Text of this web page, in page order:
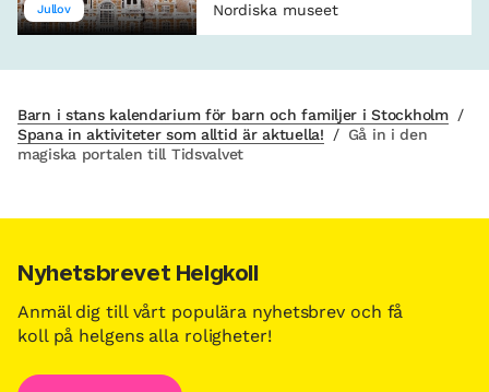
Jullov Nordiska museet
Barn i stans kalendarium för barn och familjer i Stockholm /
Spana in aktiviteter som alltid är aktuella!
/ Gå in i den
magiska portalen till Tidsvalvet
Nyhetsbrevet Helgkoll
Anmäl dig till vårt populära nyhetsbrev och få
koll på helgens alla roligheter!